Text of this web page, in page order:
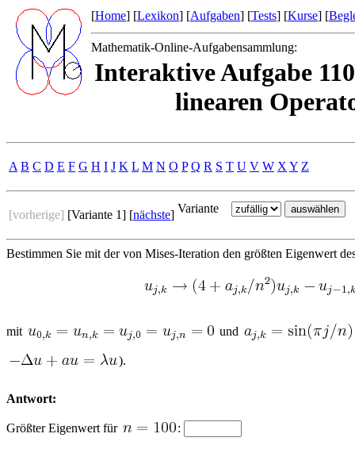
[Home] [Lexikon] [Aufgaben] [Tests] [Kurse] [
Mathematik-Online-Aufgabensammlung:
Interaktive Aufgabe
linearen
A B C D E F G H I J K L M N O P Q R S T U V W X Y Z
[vorherige] [Variante 1] [nächste] Variante
Bestimmen Sie mit der von Mises-Iteration den größten Eigenwert
mit und
).
Antwort:
Größter Eigenwert für :